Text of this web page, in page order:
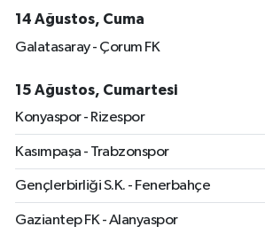
14 Ağustos, Cuma
Galatasaray - Çorum FK
15 Ağustos, Cumartesi
Konyaspor - Rizespor
Kasımpaşa - Trabzonspor
Gençlerbirliği S.K. - Fenerbahçe
Gaziantep FK - Alanyaspor